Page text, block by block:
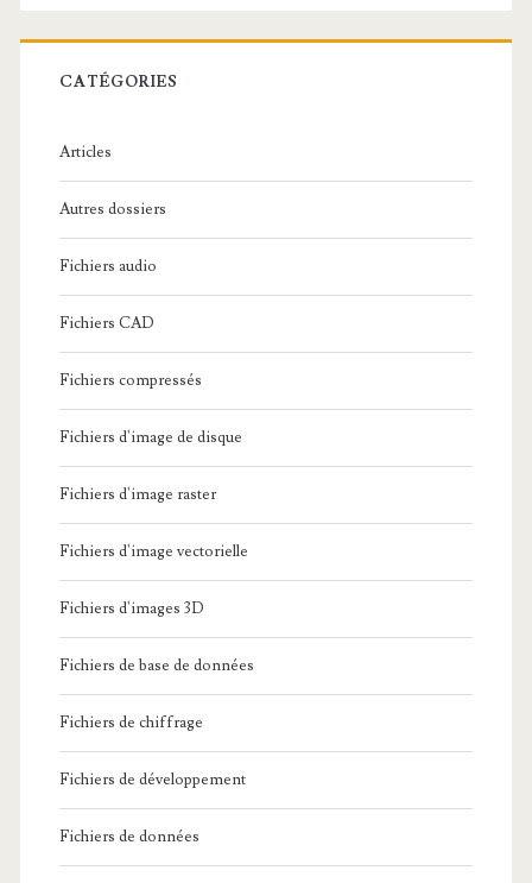
r
c
:
CATÉGORIES
Articles
Autres dossiers
Fichiers audio
Fichiers CAD
Fichiers compressés
Fichiers d'image de disque
Fichiers d'image raster
Fichiers d'image vectorielle
Fichiers d'images 3D
Fichiers de base de données
Fichiers de chiffrage
Fichiers de développement
Fichiers de données